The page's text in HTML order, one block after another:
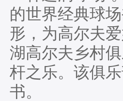
的世界经典球
形，为高尔夫
湖高尔夫乡村
杆之乐。该俱
书。